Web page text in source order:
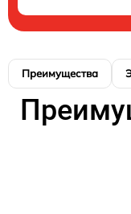
Преимущества